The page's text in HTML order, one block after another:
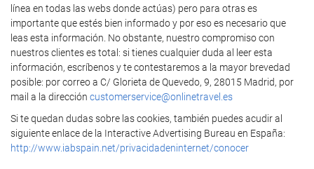
línea en todas las webs donde actúas) pero para otras es
importante que estés bien informado y por eso es necesario que
leas esta información. No obstante, nuestro compromiso con
nuestros clientes es total: si tienes cualquier duda al leer esta
información, escríbenos y te contestaremos a la mayor brevedad
posible: por correo a C/ Glorieta de Quevedo, 9, 28015 Madrid, por
mail a la dirección customerservice@onlinetravel.es
Si te quedan dudas sobre las cookies, también puedes acudir al
siguiente enlace de la Interactive Advertising Bureau en España:
http://www.iabspain.net/privacidadeninternet/conocer